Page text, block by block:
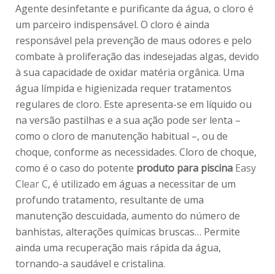
Agente desinfetante e purificante da água, o cloro é
um parceiro indispensável. O cloro é ainda
responsável pela prevenção de maus odores e pelo
combate à proliferação das indesejadas algas, devido
à sua capacidade de oxidar matéria orgânica. Uma
água límpida e higienizada requer tratamentos
regulares de cloro. Este apresenta-se em líquido ou
na versão pastilhas e a sua ação pode ser lenta –
como o cloro de manutenção habitual –, ou de
choque, conforme as necessidades. Cloro de choque,
como é o caso do potente produto para piscina Easy
Clear C, é utilizado em águas a necessitar de um
profundo tratamento, resultante de uma
manutenção descuidada, aumento do número de
banhistas, alterações químicas bruscas… Permite
ainda uma recuperação mais rápida da água,
tornando-a saudável e cristalina.